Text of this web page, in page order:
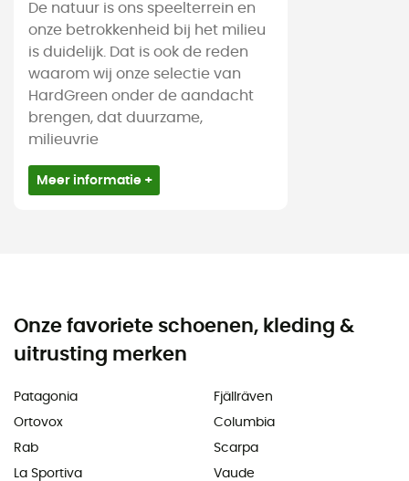
De natuur is ons speelterrein en
onze betrokkenheid bij het milieu
is duidelijk. Dat is ook de reden
waarom wij onze selectie van
HardGreen onder de aandacht
brengen, dat duurzame,
milieuvrie
Meer informatie +
Onze favoriete schoenen, kleding &
uitrusting merken
Patagonia
Ortovox
Rab
La Sportiva
Fjällräven
Columbia
Scarpa
Vaude